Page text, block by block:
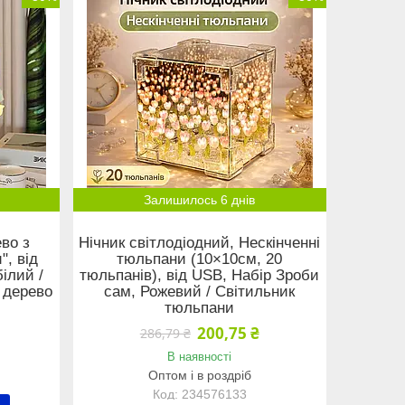
з
від
/
дерево
Залишилось 6 днів
Нічник світлодіодний, Нескінченні
тюльпани (10×10см, 20
тюльпанів), від USB, Набір Зроби
сам, Рожевий / Світильник
тюльпани
286,79 ₴ 200,75 ₴
В наявності
Оптом і в роздріб
234576133